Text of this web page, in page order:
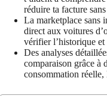
réduire ta facture
La marketplace sans
direct aux voitures
vérifier l’historique
Des analyses
comparaison grâce à
consommation